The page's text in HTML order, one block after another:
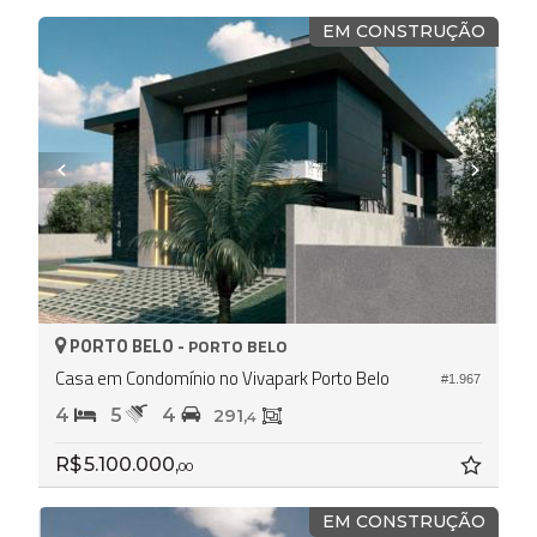
EM CONSTRUÇÃO
#1.967
PORTO BELO - PORTO BELO
Casa em Condomínio no Vivapark Porto Belo
4 5 4 291,4
R$ 5.100.000,00
EM CONSTRUÇÃO